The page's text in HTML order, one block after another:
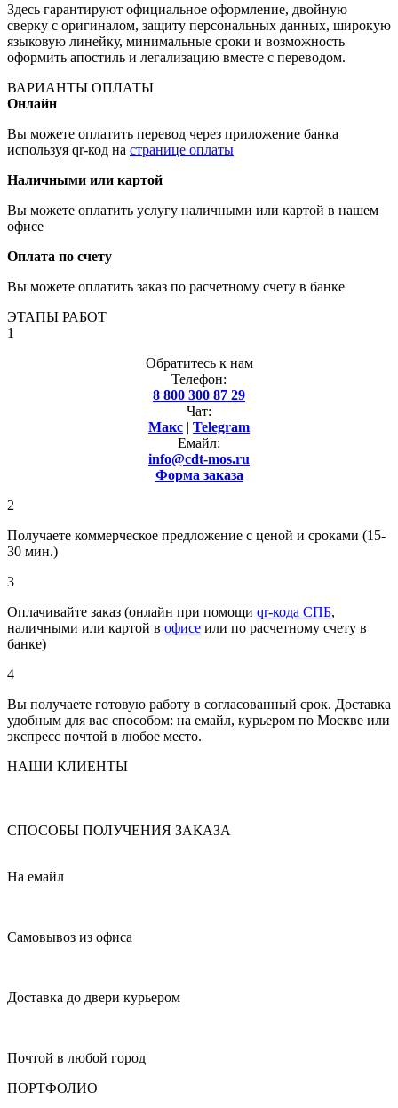
Здесь гарантируют официальное оформление, двойную
сверку с оригиналом, защиту персональных данных, широкую
языковую линейку, минимальные сроки и возможность
оформить апостиль и легализацию вместе с переводом.
ВАРИАНТЫ ОПЛАТЫ
Онлайн
Вы можете оплатить перевод через приложение банка
используя qr-код на странице оплаты
Наличными или картой
Вы можете оплатить услугу наличными или картой в нашем
офисе
Оплата по счету
Вы можете оплатить заказ по расчетному счету в банке
ЭТАПЫ РАБОТ
1
Обратитесь к нам
Телефон:
8 800 300 87 29
Чат:
Макс | Telegram
Емайл:
info@cdt-mos.ru
Форма заказа
2
Получаете коммерческое предложение с ценой и сроками (15-
30 мин.)
3
Оплачивайте заказ (онлайн при помощи qr-кода СПБ,
наличными или картой в офисе или по расчетному счету в
банке)
4
Вы получаете готовую работу в согласованный срок. Доставка
удобным для вас способом: на емайл, курьером по Москве или
экспресс почтой в любое место.
НАШИ КЛИЕНТЫ
СПОСОБЫ ПОЛУЧЕНИЯ ЗАКАЗА
На емайл
Самовывоз из офиса
Доставка до двери курьером
Почтой в любой город
ПОРТФОЛИО